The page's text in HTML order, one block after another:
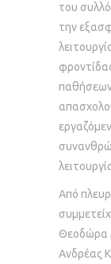
του
την
Από
Θεοδώρα
Ανδρέας